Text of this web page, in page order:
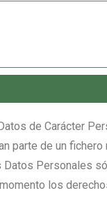
de Carácter
parte de un
Datos Personales
los